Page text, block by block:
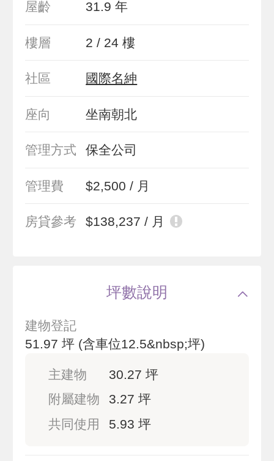
屋齡 31.9 年
樓層 2 / 24 樓
社區 國際名紳
座向 坐南朝北
管理方式 保全公司
管理費 $2,500 / 月
房貸參考 $138,237 / 月
坪數說明
建物登記
51.97 坪 (含車位12.5&nbsp;坪)
主建物
30.27 坪
附屬建物
3.27 坪
共同使用
5.93 坪